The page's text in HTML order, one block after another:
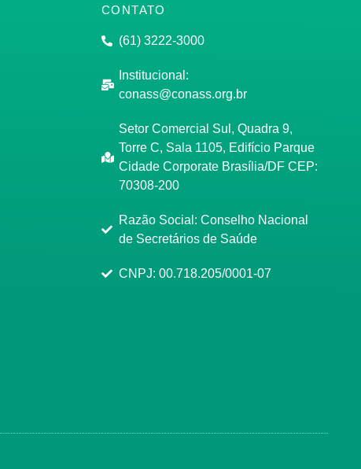
CONTATO
(61) 3222-3000
Institucional:
conass@conass.org.br
Setor Comercial Sul, Quadra 9,
Torre C, Sala 1105, Edifício Parque
Cidade Corporate Brasília/DF CEP:
70308-200
Razão Social: Conselho Nacional
de Secretários de Saúde
CNPJ: 00.718.205/0001-07